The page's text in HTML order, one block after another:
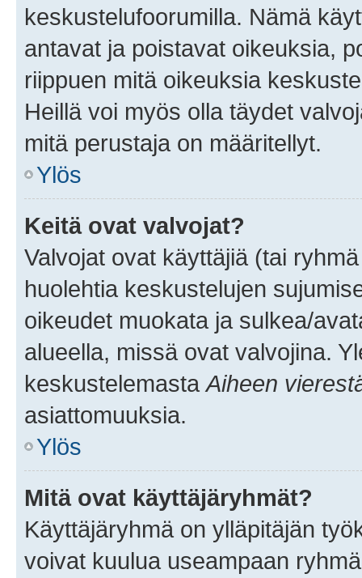
keskustelufoorumilla. Nämä
antavat ja poistavat oikeuksia,
riippuen mitä oikeuksia
Heillä voi myös olla täydet
mitä perustaja on määritellyt.
Ylös
Keitä ovat valvojat?
Valvojat ovat käyttäjiä (tai
huolehtia keskustelujen
oikeudet muokata ja sulkea/
alueella, missä ovat valvojina.
keskustelemasta Aiheen
asiattomuuksia.
Ylös
Mitä ovat käyttäjäryhmät?
Käyttäjäryhmä on ylläpitäjän
voivat kuulua useampaan